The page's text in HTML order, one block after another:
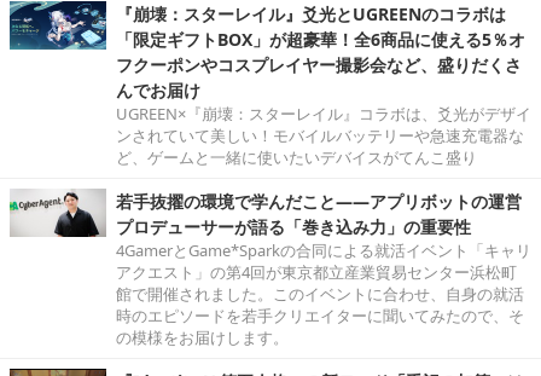
『崩壊：スターレイル』爻光とUGREENのコラボは
「限定ギフトBOX」が超豪華！全6商品に使える5％オ
フクーポンやコスプレイヤー撮影会など、盛りだくさ
んでお届け
UGREEN×『崩壊：スターレイル』コラボは、爻光がデザイ
ンされていて美しい！モバイルバッテリーや急速充電器な
ど、ゲームと一緒に使いたいデバイスがてんこ盛り
若手抜擢の環境で学んだこと――アプリボットの運営
プロデューサーが語る「巻き込み力」の重要性
4GamerとGame*Sparkの合同による就活イベント「キャリ
アクエスト」の第4回が東京都立産業貿易センター浜松町
館で開催されました。このイベントに合わせ、自身の就活
時のエピソードを若手クリエイターに聞いてみたので、そ
の模様をお届けします。